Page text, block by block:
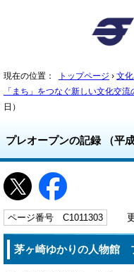
現在の位置： トップページ › 文
「まち」をつなぐ新しい文化交流
日）
プレオープンの記録 （平
ページ番号 C1011303 更
茅ヶ崎ゆかりの人物館